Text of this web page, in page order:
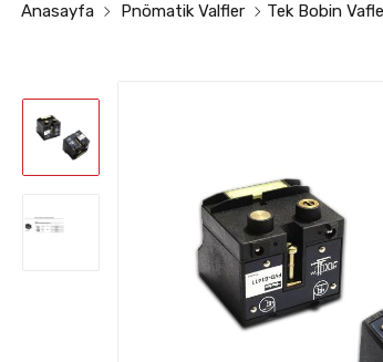
Anasayfa Pnömatik Valfler Tek Bobin